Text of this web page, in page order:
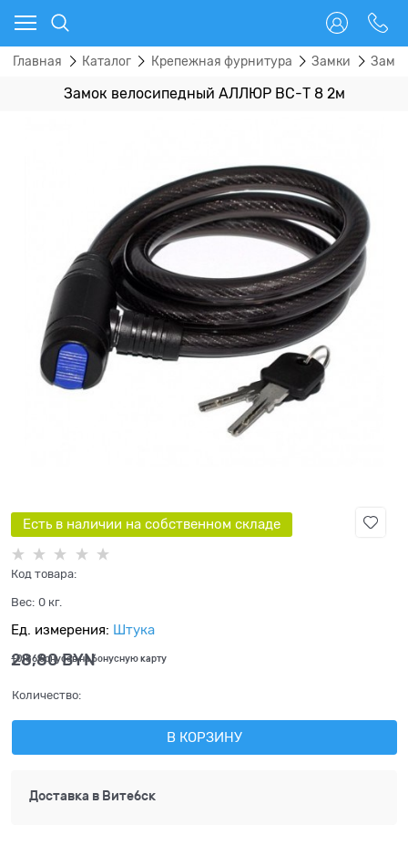
Главная Каталог Крепежная фурнитура Замки
Замок велосипедный АЛЛЮР ВС-Т 8 2м
Есть в наличии на собственном складе
Код товара:
Вес: 0 кг.
Ед. измерения: Штука
28,80 BYN
+0,86 бонусов на бонусную карту
Количество:
В КОРЗИНУ
Доставка в Витебск